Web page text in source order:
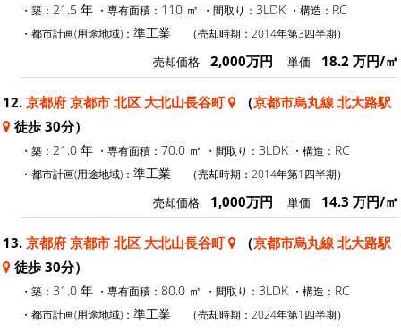
・築： 21.5 年 ・専有面積： 110 ㎡ ・間取り： 3LDK ・構造： RC
・都市計画(用途地域)： 準工業 （売却時期：2014年第3四半期）
売却価格 2,000万円 単価 18.2 万円/㎡
12. 京都府 京都市 北区 大北山長谷町 （京都市烏丸線 北大路駅
徒歩 30分）
・築： 21.0 年 ・専有面積： 70.0 ㎡ ・間取り： 3LDK ・構造： RC
・都市計画(用途地域)： 準工業 （売却時期：2014年第1四半期）
売却価格 1,000万円 単価 14.3 万円/㎡
13. 京都府 京都市 北区 大北山長谷町 （京都市烏丸線 北大路駅
徒歩 30分）
・築： 31.0 年 ・専有面積： 80.0 ㎡ ・間取り： 3LDK ・構造： RC
・都市計画(用途地域)： 準工業 （売却時期：2024年第1四半期）